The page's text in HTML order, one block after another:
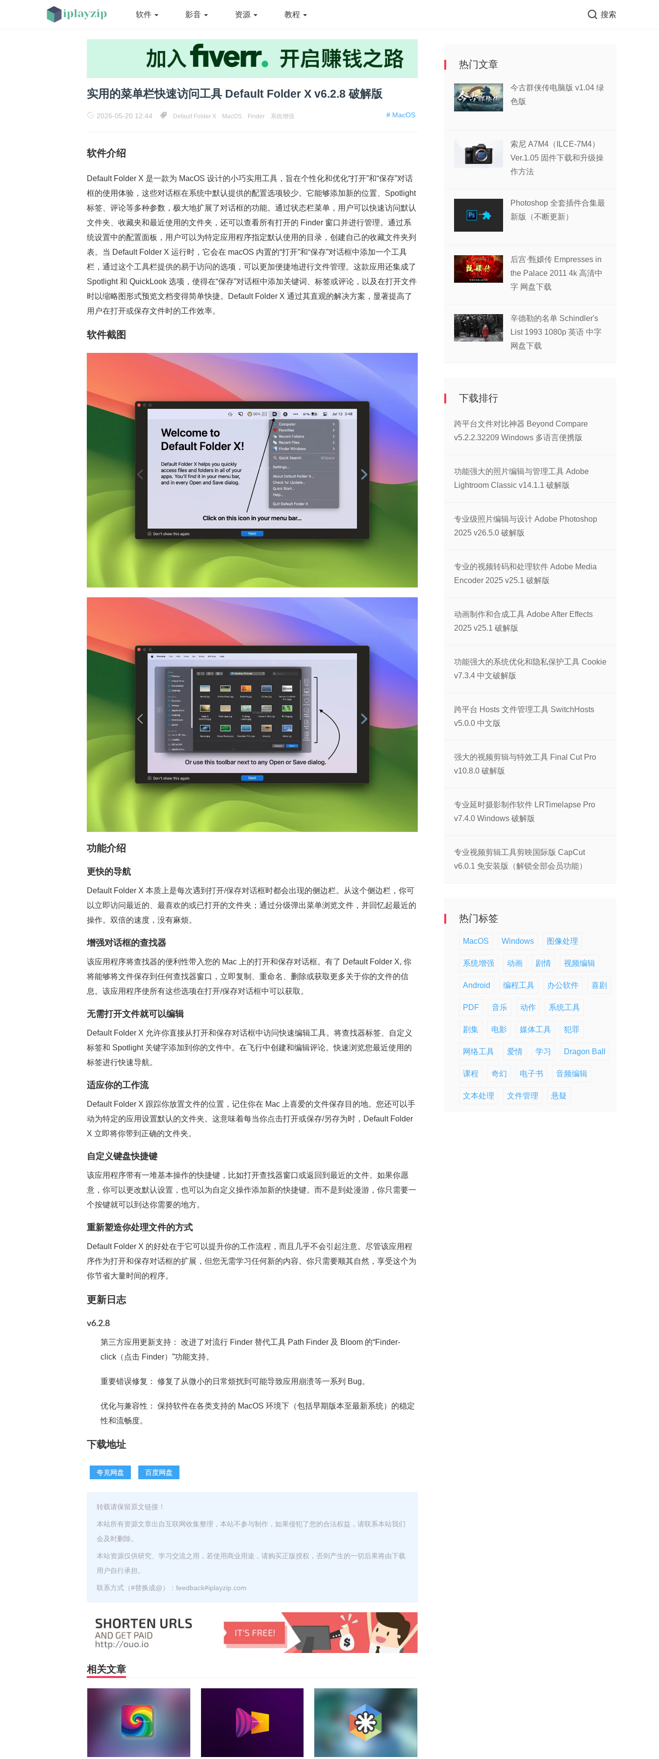
软件 影音 资源 教程 搜索
实用的菜单栏快速访问工具 Default Folder X v6.2.8 破解版
# MacOS
2026-05-20 12:44 Default Folder X MacOS Finder 系统增强
软件介绍
Default Folder X 是一款为 MacOS 设计的小巧实用工具，旨在个性化和优化“打开”和“保存”对话
框的使用体验，这些对话框在系统中默认提供的配置选项较少。它能够添加新的位置、Spotlight
标签、评论等多种参数，极大地扩展了对话框的功能。通过状态栏菜单，用户可以快速访问默认
文件夹、收藏夹和最近使用的文件夹，还可以查看所有打开的 Finder 窗口并进行管理。通过系
统设置中的配置面板，用户可以为特定应用程序指定默认使用的目录，创建自己的收藏文件夹列
表。当 Default Folder X 运行时，它会在 macOS 内置的“打开”和“保存”对话框中添加一个工具
栏，通过这个工具栏提供的易于访问的选项，可以更加便捷地进行文件管理。这款应用还集成了
Spotlight 和 QuickLook 选项，使得在“保存”对话框中添加关键词、标签或评论，以及在打开文件
时以缩略图形式预览文档变得简单快捷。Default Folder X 通过其直观的解决方案，显著提高了
用户在打开或保存文件时的工作效率。
软件截图
功能介绍
更快的导航
Default Folder X 本质上是每次遇到打开/保存对话框时都会出现的侧边栏。从这个侧边栏，你可
以立即访问最近的、最喜欢的或已打开的文件夹；通过分级弹出菜单浏览文件，并回忆起最近的
操作。双倍的速度，没有麻烦。
增强对话框的查找器
该应用程序将查找器的便利性带入您的 Mac 上的打开和保存对话框。有了 Default Folder X, 你
将能够将文件保存到任何查找器窗口，立即复制、重命名、删除或获取更多关于你的文件的信
息。该应用程序使所有这些选项在打开/保存对话框中可以获取。
无需打开文件就可以编辑
Default Folder X 允许你直接从打开和保存对话框中访问快速编辑工具。将查找器标签、自定义
标签和 Spotlight 关键字添加到你的文件中。在飞行中创建和编辑评论。快速浏览您最近使用的
标签进行快速导航。
适应你的工作流
Default Folder X 跟踪你放置文件的位置，记住你在 Mac 上喜爱的文件保存目的地。您还可以手
动为特定的应用设置默认的文件夹。这意味着每当你点击打开或保存/另存为时，Default Folder
X 立即将你带到正确的文件夹。
自定义键盘快捷键
该应用程序带有一堆基本操作的快捷键，比如打开查找器窗口或返回到最近的文件。如果你愿
意，你可以更改默认设置，也可以为自定义操作添加新的快捷键。而不是到处漫游，你只需要一
个按键就可以到达你需要的地方。
重新塑造你处理文件的方式
Default Folder X 的好处在于它可以提升你的工作流程，而且几乎不会引起注意。尽管该应用程
序作为打开和保存对话框的扩展，但您无需学习任何新的内容。你只需要顺其自然，享受这个为
你节省大量时间的程序。
更新日志
v6.2.8
第三方应用更新支持： 改进了对流行 Finder 替代工具 Path Finder 及 Bloom 的“Finder-
click（点击 Finder）”功能支持。
重要错误修复： 修复了从微小的日常烦扰到可能导致应用崩溃等一系列 Bug。
优化与兼容性：
保持软件在各类支持的 MacOS 环境下（包括早期版本至最新系统）的稳定
性和流畅度。
下载地址
夸克网盘 百度网盘
转载请保留原文链接！
本站所有资源文章出自互联网收集整理，本站不参与制作，如果侵犯了您的合法权益，请联系本站我们
会及时删除。
本站资源仅供研究、学习交流之用，若使用商业用途，请购买正版授权，否则产生的一切后果将由下载
用户自行承担。
联系方式（#替换成@）：feedback#iplayzip.com
相关文章
热门文章
今古群侠传电脑版 v1.04 绿
色版
索尼 A7M4（ILCE-7M4）
Ver.1.05 固件下载和升级操
作方法
Photoshop 全套插件合集最
新版（不断更新）
后宫·甄嬛传 Empresses in
the Palace 2011 4k 高清中
字 网盘下载
辛德勒的名单 Schindler's
List 1993 1080p 英语 中字
网盘下载
下载排行
跨平台文件对比神器 Beyond Compare
v5.2.2.32209 Windows 多语言便携版
功能强大的照片编辑与管理工具 Adobe
Lightroom Classic v14.1.1 破解版
专业级照片编辑与设计 Adobe Photoshop
2025 v26.5.0 破解版
专业的视频转码和处理软件 Adobe Media
Encoder 2025 v25.1 破解版
动画制作和合成工具 Adobe After Effects
2025 v25.1 破解版
功能强大的系统优化和隐私保护工具 Cookie
v7.3.4 中文破解版
跨平台 Hosts 文件管理工具 SwitchHosts
v5.0.0 中文版
强大的视频剪辑与特效工具 Final Cut Pro
v10.8.0 破解版
专业延时摄影制作软件 LRTimelapse Pro
v7.4.0 Windows 破解版
专业视频剪辑工具剪映国际版 CapCut
v6.0.1 免安装版（解锁全部会员功能）
热门标签
MacOS Windows 图像处理
系统增强 动画 剧情 视频编辑
Android 编程工具 办公软件 喜剧
PDF 音乐 动作 系统工具
剧集 电影 媒体工具 犯罪
网络工具 爱情 学习 Dragon Ball
课程 奇幻 电子书 音频编辑
文本处理 文件管理 悬疑